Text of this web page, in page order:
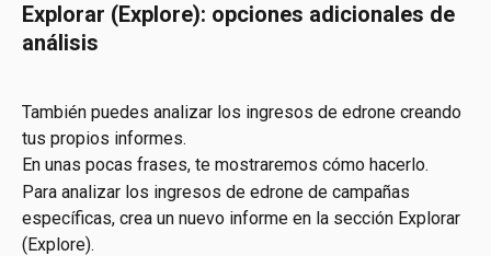
Explorar (Explore): opciones adicionales de
análisis
También puedes analizar los ingresos de edrone creando
tus propios informes.
En unas pocas frases, te mostraremos cómo hacerlo.
Para analizar los ingresos de edrone de campañas
específicas, crea un nuevo informe en la sección Explorar
(Explore).